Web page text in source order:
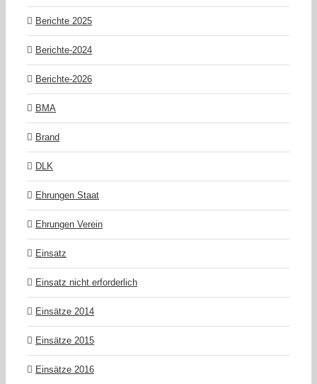
Berichte 2025
Berichte-2024
Berichte-2026
BMA
Brand
DLK
Ehrungen Staat
Ehrungen Verein
Einsatz
Einsatz nicht erforderlich
Einsätze 2014
Einsätze 2015
Einsätze 2016